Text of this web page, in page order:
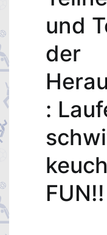
und
der
:
FUN!!